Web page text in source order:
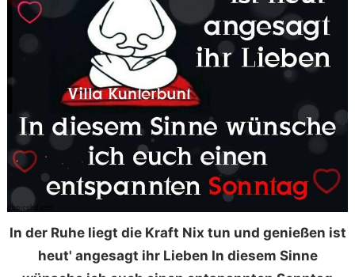
In der Ruhe liegt die Kraft Nix tun und genießen ist
heut' angesagt ihr Lieben In diesem Sinne